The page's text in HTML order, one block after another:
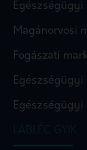
Egészségügyi
Magánorvosi
Fogászati
LÁBLÉC GYIK